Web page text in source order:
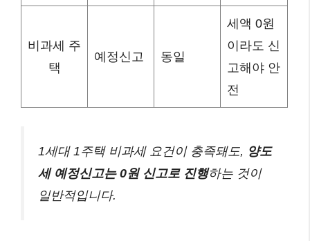
비과세 주
택
예정신고 동일
세액 0원
이라도 신
고해야 안
전
1세대 1주택 비과세 요건이 충족돼도, 양도
세 예정신고는 0원 신고로 진행하는 것이
일반적입니다.